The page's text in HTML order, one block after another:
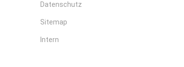
Datenschutz
Sitemap
Intern